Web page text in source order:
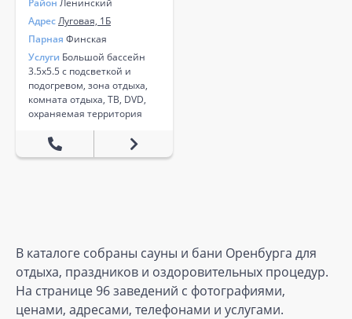
Район Ленинский
АдресЛуговая, 1Б
Парная Финская
Услуги Большой бассейн
3.5х5.5 с подсветкой и
подогревом, зона отдыха,
комната отдыха, ТВ, DVD,
охраняемая территория
В каталоге собраны сауны и бани Оренбурга для
отдыха, праздников и оздоровительных процедур.
На странице 96 заведений с фотографиями,
ценами, адресами, телефонами и услугами.